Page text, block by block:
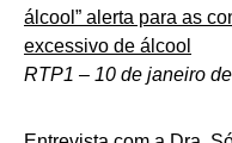
álcool” alerta para as
excessivo de álcool
RTP1 – 10 de janeiro